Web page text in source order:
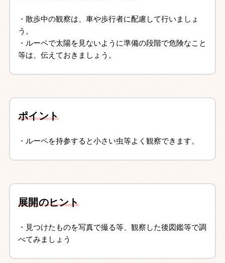
・散歩中の観察は、車や歩行者に配慮して行いましょ
う。
・ルーペで太陽を見ないように準備の段階で危険なこと
等は、伝えておきましょう。
ポイント
・ルーペを持参すると小さい虫等よく観察できます。
展開のヒント
・見つけたものを写真で撮る等、観察した後図鑑等で調
べてみましょう